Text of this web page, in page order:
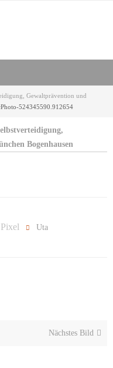
Gewaltprävention und
524345590.912654
Bogenhausen
Pixel
Uta
Nächstes Bild